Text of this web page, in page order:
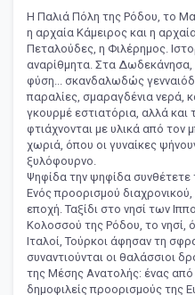
Η Παλιά Πόλη της Ρόδου, το
η αρχαία Κάμειρος και η
Πεταλούδες, η Φιλέρημος.
αναρίθμητα. Στα Δωδεκάνησα,
φύση... σκανδαλωδώς
παραλίες, σμαραγδένια νερά,
γκουρμέ εστιατόρια, αλλά
φτιάχνονται με υλικά από τον
χωριά, όπου οι γυναίκες
ξυλόφουρνο.
Ψηφίδα την ψηφίδα
Ενός προορισμού
εποχή. Ταξίδι στο νησί των
Κολοσσού της Ρόδου, το νησί,
Ιταλοί, Τούρκοι άφησαν τη
συναντιούνται οι θαλάσσιοι
της Μέσης Ανατολής: ένας από
δημοφιλείς προορισμούς της